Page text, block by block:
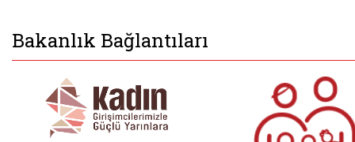
Bakanlık Bağlantıları